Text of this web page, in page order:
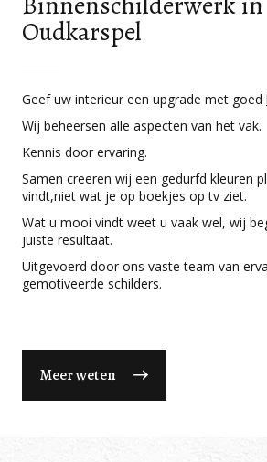
Oudkarspel
Geef uw interieur een upgrade met goed
Wij beheersen alle aspecten van het vak.
Kennis door ervaring.
Samen creeren wij een gedurfd kleuren
vindt,niet wat je op boekjes op tv ziet.
Wat u mooi vindt weet u vaak wel, wij
juiste resultaat.
Uitgevoerd door ons vaste team van
gemotiveerde schilders.
Meer weten